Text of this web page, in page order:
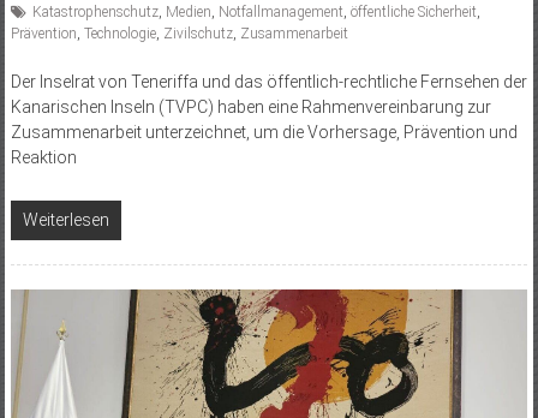
Katastrophenschutz, Medien, Notfallmanagement, öffentliche Sicherheit,
Prävention, Technologie, Zivilschutz, Zusammenarbeit
Der Inselrat von Teneriffa und das öffentlich-rechtliche Fernsehen der
Kanarischen Inseln (TVPC) haben eine Rahmenvereinbarung zur
Zusammenarbeit unterzeichnet, um die Vorhersage, Prävention und
Reaktion
Weiterlesen